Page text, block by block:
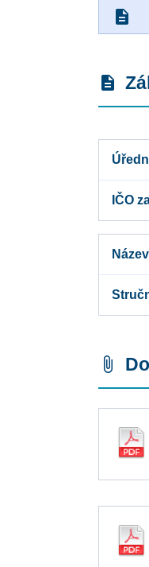
description
description
IČO
attach_file